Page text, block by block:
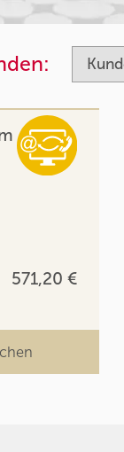
571,20 €